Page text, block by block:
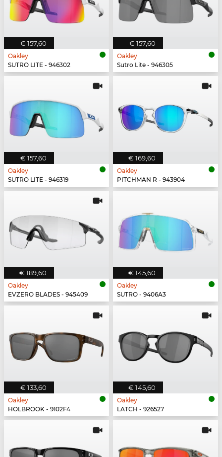
€ 157,60
Oakley
SUTRO LITE - 946302
€ 157,60
Oakley
Sutro Lite - 946305
€ 157,60
Oakley
SUTRO LITE - 946319
€ 169,60
Oakley
PITCHMAN R - 943904
€ 189,60
Oakley
EVZERO BLADES - 945409
€ 145,60
Oakley
SUTRO - 9406A3
€ 133,60
Oakley
HOLBROOK - 9102F4
€ 145,60
Oakley
LATCH - 926527